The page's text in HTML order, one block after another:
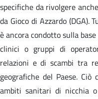
specifiche da rivolgere
da Gioco di Azzardo (DGA).
è ancora condotto sulla
clinici o gruppi di
relazioni e di scambi tra
geografiche del Paese.
ambiti sanitari di nicchia